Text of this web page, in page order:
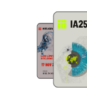
Quiénes somos
Especificaciones